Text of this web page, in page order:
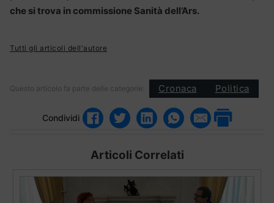
che si trova in commissione Sanità dell’Ars.
Tutti gli articoli dell'autore
Questo articolo fa parte delle categorie: Cronaca Politica
Condividi
Articoli Correlati